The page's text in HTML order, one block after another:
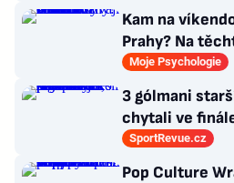
Kam na
Prahy? Na
dlouhou
Moje Psychologie
3 gólmani
chytali ve
Všichni odešli
poražení
SportRevue.cz
Pop Culture